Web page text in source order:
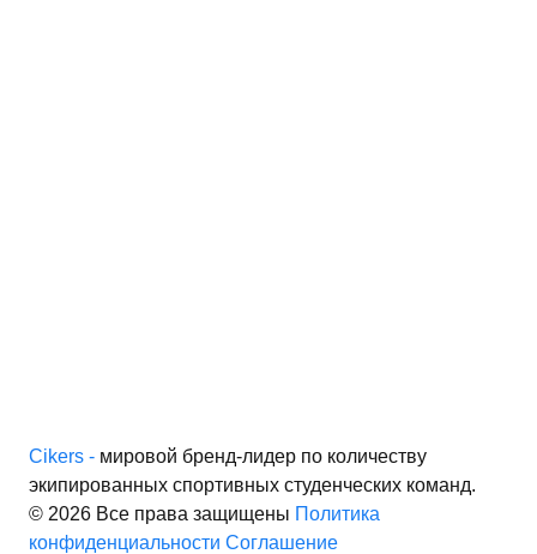
Cikers - мировой бренд-лидер по количеству
экипированных спортивных студенческих команд.
© 2026 Все права защищены Политика
конфиденциальности Соглашение